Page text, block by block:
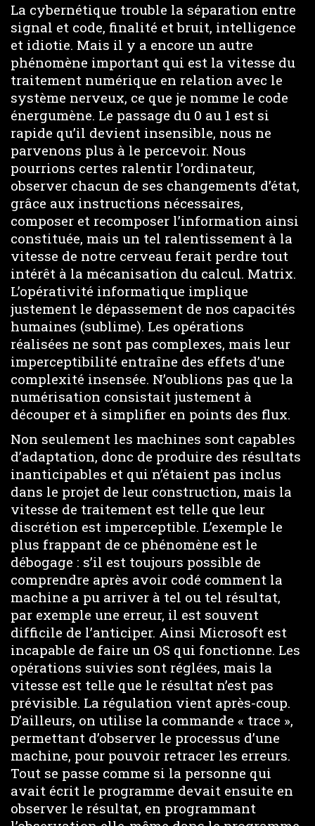
La cybernétique trouble la séparation entre
signal et code, finalité et bruit, intelligence
et idiotie. Mais il y a encore un autre
phénomène important qui est la vitesse du
traitement numérique en relation avec le
système nerveux, ce que je nomme le code
énergumène. Le passage du 0 au 1 est si
rapide qu’il devient insensible, nous ne
parvenons plus à le percevoir. Nous
pourrions certes ralentir l’ordinateur,
observer chacun de ses changements d’état,
grâce aux instructions nécessaires,
composer et recomposer l’information ainsi
constituée, mais un tel ralentissement à la
vitesse de notre cerveau ferait perdre tout
intérêt à la mécanisation du calcul. Matrix.
L’opérativité informatique implique
justement le dépassement de nos capacités
humaines (sublime). Les opérations
réalisées ne sont pas complexes, mais leur
imperceptibilité entraîne des effets d’une
complexité insensée. N’oublions pas que la
numérisation consistait justement à
découper et à simplifier en points des flux.
Non seulement les machines sont capables
d’adaptation, donc de produire des résultats
inanticipables et qui n’étaient pas inclus
dans le projet de leur construction, mais la
vitesse de traitement est telle que leur
discrétion est imperceptible. L’exemple le
plus frappant de ce phénomène est le
débogage : s’il est toujours possible de
comprendre après avoir codé comment la
machine a pu arriver à tel ou tel résultat,
par exemple une erreur, il est souvent
difficile de l’anticiper. Ainsi Microsoft est
incapable de faire un OS qui fonctionne. Les
opérations suivies sont réglées, mais la
vitesse est telle que le résultat n’est pas
prévisible. La régulation vient après-coup.
D’ailleurs, on utilise la commande « trace »,
permettant d’observer le processus d’une
machine, pour pouvoir retracer les erreurs.
Tout se passe comme si la personne qui
avait écrit le programme devait ensuite en
observer le résultat, en programmant